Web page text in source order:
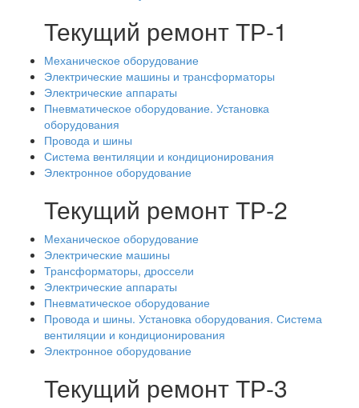
Текущий ремонт ТР-1
Механическое оборудование
Электрические машины и трансформаторы
Электрические аппараты
Пневматическое оборудование. Установка
оборудования
Провода и шины
Система вентиляции и кондиционирования
Электронное оборудование
Текущий ремонт ТР-2
Механическое оборудование
Электрические машины
Трансформаторы, дроссели
Электрические аппараты
Пневматическое оборудование
Провода и шины. Установка оборудования. Система
вентиляции и кондиционирования
Электронное оборудование
Текущий ремонт ТР-3